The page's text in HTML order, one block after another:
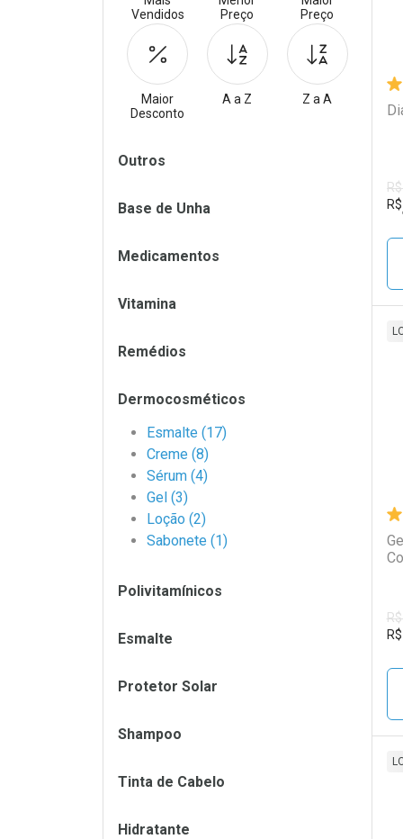
R$
R$
Vendidos
Preço
Preço
Maior
Desconto
A a Z Z a A
Filtros
Outros
Base de Unha
Medicamentos
Vitamina
Remédios
Dermocosméticos
Esmalte (17)
Creme (8)
Sérum (4)
Gel (3)
Loção (2)
Sabonete (1)
Polivitamínicos
Esmalte
Protetor Solar
Shampoo
Tinta de Cabelo
Hidratante